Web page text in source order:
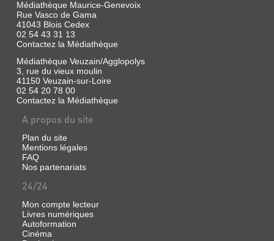
Médiathèque Maurice-Genevoix
Rue Vasco de Gama
41043 Blois Cedex
02 54 43 31 13
Contactez la Médiathèque
Médiathèque Veuzain/Agglopolys
3, rue du vieux moulin
41150 Veuzain-sur-Loire
02 54 20 78 00
Contactez la Médiathèque
A propos du site
Plan du site
Mentions légales
FAQ
Nos partenariats
24/24
Mon compte lecteur
Livres numériques
Autoformation
Cinéma